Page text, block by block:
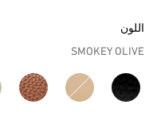
اللون
SMOKEY OLIVE